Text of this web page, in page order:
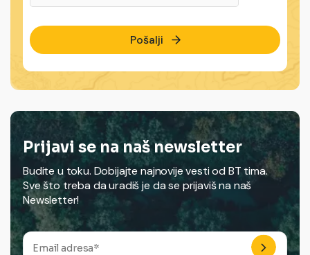
Pošalji
Prijavi se na naš newsletter
Budite u toku. Dobijajte najnovije vesti od BT tima.
Sve što treba da uradiš je da se prijaviš na naš
Newsletter!